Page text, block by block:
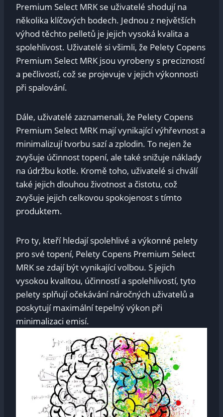
Premium Select​ MRK se ⁢uživatelé shodují⁢ na
několika⁣ klíčových bodech. Jednou z‌ největších
výhod těchto pelletů ‍je jejich vysoká kvalita⁤ a
spolehlivost. Uživatelé si ⁤všimli,‍ že Pelety Copens
Premium Select MRK jsou​ vyrobeny s ‌precizností
a pečlivostí, ⁣což ⁣se projevuje ​v jejich výkonnosti
při spalování.
Dále, uživatelé zaznamenali, že⁢ Pelety Copens
Premium Select⁣ MRK mají vynikající výhřevnost a
minimalizují tvorbu sazí​ a zplodin. ​To nejen že
zvyšuje účinnost ⁢topení,​ ale také ⁣snižuje náklady
na údržbu ⁢kotle. Kromě toho, uživatelé si chválí
také jejich‍ dlouhou životnost a čistotu, ⁤což⁤
zvyšuje jejich‌ celkovou spokojenost‍ s tímto
produktem.
Pro ty,‌ kteří hledají spolehlivé‌ a ⁣výkonné ​pelety
pro své topení, Pelety Copens​ Premium Select⁢
MRK se zdají být vynikající volbou.⁤ S jejich‍
vysokou kvalitou, účinností⁤ a⁢ spolehlivostí, ⁤tyto
pelety splňují očekávání náročných uživatelů a
‌poskytují ‍maximální ⁣tepelný výkon při‌
minimalizaci emisí.